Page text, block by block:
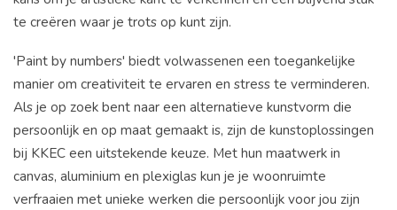
te creëren waar je trots op kunt zijn.
'Paint by numbers' biedt volwassenen een toegankelijke
manier om creativiteit te ervaren en stress te verminderen.
Als je op zoek bent naar een alternatieve kunstvorm die
persoonlijk en op maat gemaakt is, zijn de kunstoplossingen
bij KKEC een uitstekende keuze. Met hun maatwerk in
canvas, aluminium en plexiglas kun je je woonruimte
verfraaien met unieke werken die persoonlijk voor jou zijn